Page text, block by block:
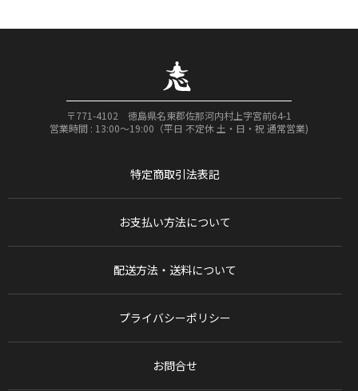
〒771-4102 徳島県名東郡佐那河内村上字宮前64-1
営業時間 : 13:00〜19:00（平日 不定休 土・日・祝 通常営業)
特定商取引法表記
お支払い方法について
配送方法・送料について
プライバシーポリシー
お問合せ